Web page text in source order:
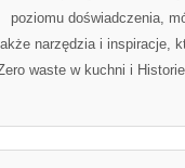
poziomu doświadczenia,
narzędzia i inspiracje,
waste w kuchni i